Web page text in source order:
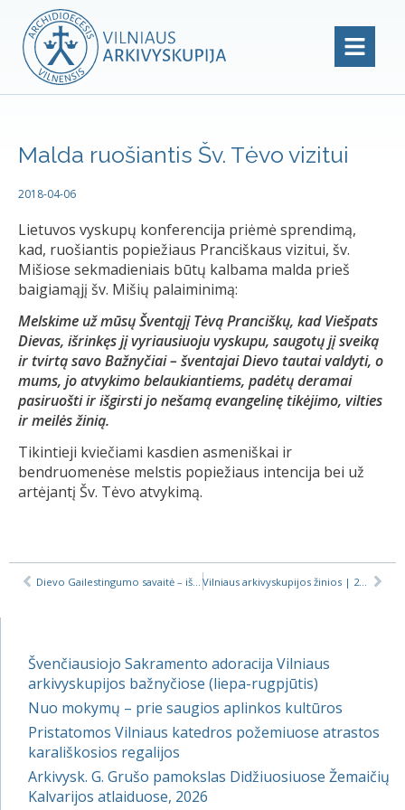
Malda ruošiantis Šv. Tėvo vizitui
2018-04-06
Lietuvos vyskupų konferencija priėmė sprendimą,
kad, ruošiantis popiežiaus Pranciškaus vizitui, šv.
Mišiose sekmadieniais būtų kalbama malda prieš
baigiamąjį šv. Mišių palaiminimą:
Melskime už mūsų Šventąjį Tėvą Pranciškų, kad Viešpats
Dievas, išrinkęs jį vyriausiuoju vyskupu, saugotų jį sveiką
ir tvirtą savo Bažnyčiai – šventajai Dievo tautai valdyti, o
mums, jo atvykimo belaukiantiems, padėtų deramai
pasiruošti ir išgirsti jo nešamą evangelinę tikėjimo, vilties
ir meilės žinią.
Tikintieji kviečiami kasdien asmeniškai ir
bendruomenėse melstis popiežiaus intencija bei už
artėjantį Šv. Tėvo atvykimą.
Švenčiausiojo Sakramento adoracija Vilniaus
arkivyskupijos bažnyčiose (liepa-rugpjūtis)
Nuo mokymų – prie saugios aplinkos kultūros
Pristatomos Vilniaus katedros požemiuose atrastos
karališkosios regalijos
Arkivysk. G. Grušo pamokslas Didžiuosiuose Žemaičių
Kalvarijos atlaiduose, 2026